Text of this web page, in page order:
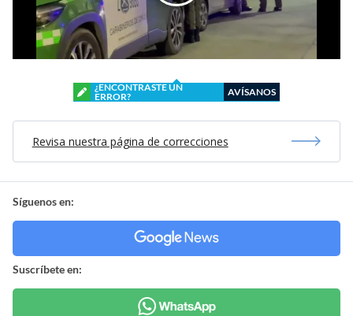
¿ENCONTRASTE UN
ERROR?
AVÍSANOS
Revisa nuestra página de correcciones
Síguenos en:
Suscríbete en: